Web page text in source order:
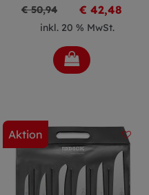
€ 50,94 € 42,48
inkl. 20 % MwSt.
Aktion